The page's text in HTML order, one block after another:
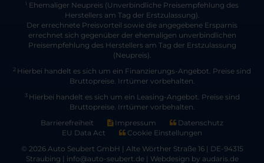
1
Ehemaliger Neupreis (Unverbindliche Preisempfehlung des
Herstellers am Tag der Erstzulassung).
Der errechnete Preisvorteil sowie die angegebene Ersparnis
errechnet sich gegenüber der ehemaligen unverbindlichen
Preisempfehlung des Herstellers am Tag der Erstzulassung
(Neupreis).
2 Hierbei handelt es sich um ein Finanzierungs-Angebot. Preise sind
Bruttopreise. Irrtümer vorbehalten.
3 Hierbei handelt es sich um ein Leasing-Angebot. Preise sind
Bruttopreise. Irrtümer vorbehalten.
Barrierefreiheit
Impressum
Datenschutz
EU Data Act
Cookie Einstellungen
© 2026 Auto Seubert GmbH | Alte Wörther Straße 16 | DE-94315
Straubing | info@auto-seubert.de | Webdesign by audaris.de